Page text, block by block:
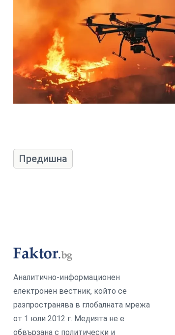
Предишна
Аналитично-информационен
електронен вестник, който се
разпространява в глобалната мрежа
от 1 юли 2012 г. Медията не е
обвързана с политически и